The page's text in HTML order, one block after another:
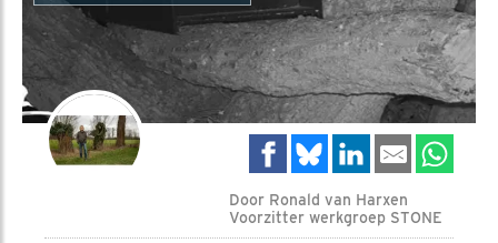
Door Ronald van Harxen
Voorzitter werkgroep STONE